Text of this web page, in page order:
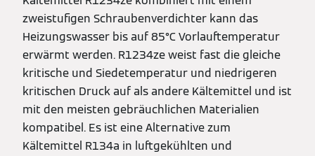
zweistufigen Schraubenverdichter kann das
Heizungswasser bis auf 85°C Vorlauftemperatur
erwärmt werden. R1234ze weist fast die gleiche
kritische und Siedetemperatur und niedrigeren
kritischen Druck auf als andere Kältemittel und ist
mit den meisten gebräuchlichen Materialien
kompatibel. Es ist eine Alternative zum
Kältemittel R134a in luftgekühlten und